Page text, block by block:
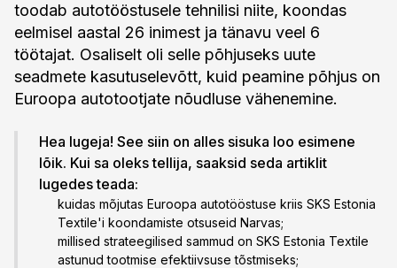
toodab autotööstusele tehnilisi niite, koondas
eelmisel aastal 26 inimest ja tänavu veel 6
töötajat. Osaliselt oli selle põhjuseks uute
seadmete kasutuselevõtt, kuid peamine põhjus on
Euroopa autotootjate nõudluse vähenemine.
Hea lugeja! See siin on alles sisuka loo esimene
lõik. Kui sa oleks tellija, saaksid seda artiklit
lugedes teada:
kuidas mõjutas Euroopa autotööstuse kriis SKS Estonia
Textile'i koondamiste otsuseid Narvas;
millised strateegilised sammud on SKS Estonia Textile
astunud tootmise efektiivsuse tõstmiseks;